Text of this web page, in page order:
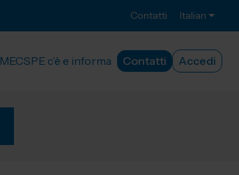
Contatti Italian
MECSPE c’è e informa Contatti Accedi